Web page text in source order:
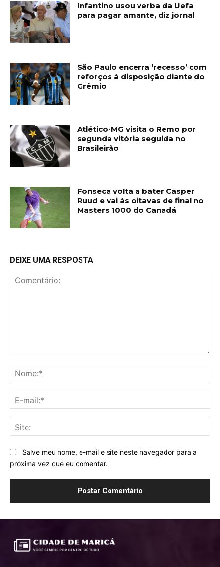
Infantino usou verba da Uefa
para pagar amante, diz jornal
São Paulo encerra ‘recesso’ com
reforços à disposição diante do
Grêmio
Atlético-MG visita o Remo por
segunda vitória seguida no
Brasileirão
Fonseca volta a bater Casper
Ruud e vai às oitavas de final no
Masters 1000 do Canadá
DEIXE UMA RESPOSTA
Salve meu nome, e-mail e site neste navegador para a
próxima vez que eu comentar.